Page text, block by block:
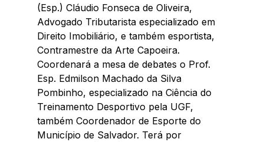
(Esp.) Cláudio Fonseca de Oliveira,
Advogado Tributarista especializado em
Direito Imobiliário, e também esportista,
Contramestre da Arte Capoeira.
Coordenará a mesa de debates o Prof.
Esp. Edmilson Machado da Silva
Pombinho, especializado na Ciência do
Treinamento Desportivo pela UGF,
também Coordenador de Esporte do
Município de Salvador. Terá por